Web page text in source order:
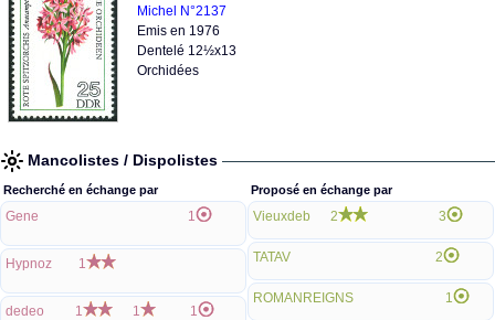
Michel N°2137
Emis en 1976
Dentelé 12½x13
Orchidées
Mancolistes / Dispolistes
Recherché en échange par
Gene 1
Hypnoz 1
dedeo 1 1 1
Proposé en échange par
Vieuxdeb 2 3
TATAV 2
ROMANREIGNS 1